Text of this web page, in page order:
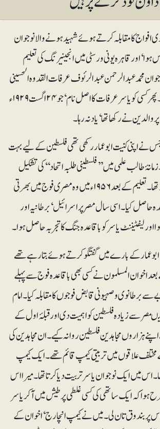
افواج کا مقابلہ کرتے ہوئے شہید ہونے والا نوجوان
ہوا‘اور قاہرہ یونی ورسٹی میں انجینیرنگ کی تعلیم
محمد عبدالرحمن عبدالرئوف عرفات القدوہ الحسینی
نے اپنا نام یاسر رکھ لیا۔ پھر کسی کو یاسر عرفات کا اصل نام‘ جو ۲۴ اگست ۱۹۲۹ء
والدین نے رکھاتھا‘ یاد نہ رہا۔
نے اپنی کنیت ابوعمار رکھی تھی فلسطین کے لیے بہت
طالب علمی میں ’’فلسطینی طلبہ اتحاد‘‘ کی تشکیل
میں اس کا نمایاں کردار تھا۔ تعلیم کے بعد ۱۹۵۶ء میں وہ مصری فوج میں بھرتی
حاصل کیا۔ اسی سال مصر پر اسرائیل‘ برطانیہ اور
اور لیفٹیننٹ یاسر کو باقاعدہ جنگ کا تجربہ حاصل ہوا۔
کے بارے میں گفتگو کرتے ہوئے بتا رہے تھے
اخوان المسلمون نے کسی بھی باقاعدہ فوج سے پہلے
برطانوی و صہیونی قابض فوجوں کا مقابلہ کیا۔ امام
سے زیادہ فلسطین کو اہمیت دی اور قبلۂ اول کے
ہزاروں مجاہدین فلسطین روانہ کیے۔ ان مجاہدین کی
علاقوں میں تربیتی کیمپ قائم تھے۔ ایک کیمپ
میں ایک نوجوان یاسر تربیت دیا کرتا تھا۔ میرا اس
کہ ایک ساتھی کی کسی غلطی پر طیش میں آکر یاسر
پر بندوق تان لی۔ میں نے کیمپ انچارج‘ اخوان کے